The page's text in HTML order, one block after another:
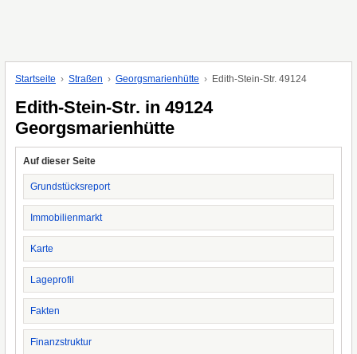
Startseite Straßen Georgsmarienhütte Edith-Stein-Str. 49124
Edith-Stein-Str. in 49124
Georgsmarienhütte
Auf dieser Seite
Grundstücksreport
Immobilienmarkt
Karte
Lageprofil
Fakten
Finanzstruktur